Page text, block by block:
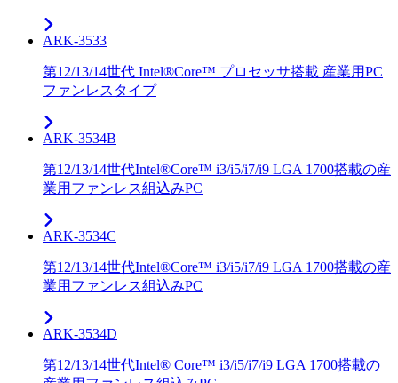
ARK-3533
第12/13/14世代 Intel®Core™ プロセッサ搭載 産業用PC
ファンレスタイプ
ARK-3534B
第12/13/14世代Intel®Core™ i3/i5/i7/i9 LGA 1700搭載の産
業用ファンレス組込みPC
ARK-3534C
第12/13/14世代Intel®Core™ i3/i5/i7/i9 LGA 1700搭載の産
業用ファンレス組込みPC
ARK-3534D
第12/13/14世代Intel® Core™ i3/i5/i7/i9 LGA 1700搭載の